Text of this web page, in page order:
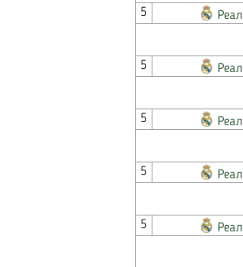
5
Реал
5
Реал
5
Реал
5
Реал
5
Реал